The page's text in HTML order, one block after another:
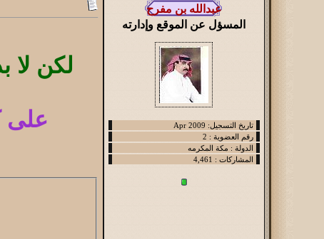
المسؤل عن الموقع وإدارته
لكن لا
على